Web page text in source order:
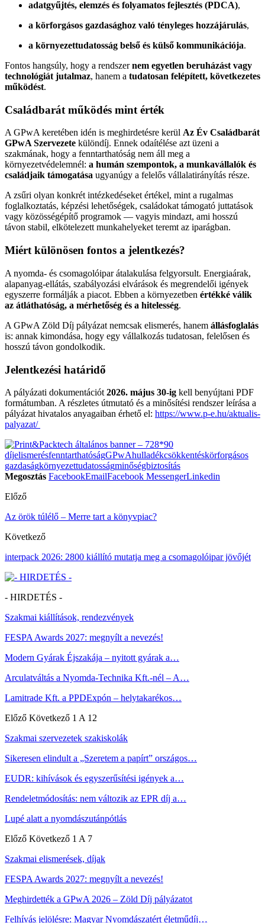
adatgyűjtés, elemzés és folyamatos fejlesztés (PDCA),
a körforgásos gazdasághoz való tényleges hozzájárulás,
a környezettudatosság belső és külső kommunikációja.
Fontos hangsúly, hogy a rendszernem egyetlen beruházást vagy
technológiát jutalmaz, hanem a tudatosan felépített, következetes
működést.
Családbarát működés mint érték
A GPwA keretében idén is meghirdetésre kerül Az Év Családbarát
GPwA Szervezete különdíj. Ennek odaítélése azt üzeni a
szakmának, hogy a fenntarthatóság nem áll meg a
környezetvédelemnél: a humán szempontok, a munkavállalók és
családjaik támogatása ugyanúgy a felelős vállalatirányítás része.
A zsűri olyan konkrét intézkedéseket értékel, mint a rugalmas
foglalkoztatás, képzési lehetőségek, családokat támogató juttatások
vagy közösségépítő programok — vagyis mindazt, ami hosszú
távon stabil, elkötelezett munkahelyeket teremt az iparágban.
Miért különösen fontos a jelentkezés?
A nyomda- és csomagolóipar átalakulása felgyorsult. Energiaárak,
alapanyag-ellátás, szabályozási elvárások és megrendelői igények
egyszerre formálják a piacot. Ebben a környezetben értékké válik
az átláthatóság, a mérhetőség és a hitelesség.
A GPwA Zöld Díj pályázat nemcsak elismerés, hanem állásfoglalás
is: annak kimondása, hogy egy vállalkozás tudatosan, felelősen és
hosszú távon gondolkodik.
Jelentkezési határidő
A pályázati dokumentációt 2026. május 30-ig kell benyújtani PDF
formátumban. A részletes útmutató és a minősítési rendszer leírása a
pályázat hivatalos anyagaiban érhető el: https://www.p-e.hu/aktualis-
palyazat/
díjelismerésfenntarthatóságGPwAhulladékcsökkentéskörforgásos
gazdaságkörnyezettudatosságminőségbiztosítás
Megosztás FacebookEmailFacebook MessengerLinkedin
Előző
Az örök túlélő – Merre tart a könyvpiac?
Következő
interpack 2026: 2800 kiállító mutatja meg a csomagolóipar jövőjét
- HIRDETÉS -
Szakmai kiállítások, rendezvények
FESPA Awards 2027: megnyílt a nevezés!
Modern Gyárak Éjszakája – nyitott gyárak a…
Arculatváltás a Nyomda-Technika Kft.-nél – A…
Lamitrade Kft. a PPDExpón – helytakarékos…
Előző Következő 1 A 12
Szakmai szervezetek szakiskolák
Sikeresen elindult a „Szeretem a papírt” országos…
EUDR: kihívások és egyszerűsítési igények a…
Rendeletmódosítás: nem változik az EPR díj a…
Lupé alatt a nyomdászutánpótlás
Előző Következő 1 A 7
Szakmai elismerések, díjak
FESPA Awards 2027: megnyílt a nevezés!
Meghirdették a GPwA 2026 – Zöld Díj pályázatot
Felhívás jelölésre: Magyar Nyomdászatért életműdíj…